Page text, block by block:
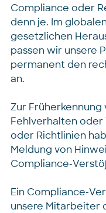
Compliance oder
denn je. Im
gesetzlichen
passen wir unsere
permanent den
an.
Zur
Fehlverhalten
oder Richtlinien
Meldung von
Compliance-
Ein Compliance-
unsere Mitarbeiter